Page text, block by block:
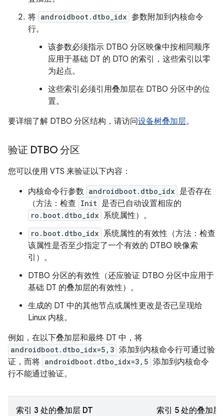
将 androidboot.dtbo_idx 参数附加到内核命令
行。
该参数必须指示 DTBO 分区映像中按相同顺序
应用于基础 DT 的 DTO 的索引，这些索引以零
为起点。
这些索引必须引用叠加层在 DTBO 分区中的位
置。
要详细了解 DTBO 分区结构，请访问设备树叠加层。
验证 DTBO 分区
您可以使用 VTS 来验证以下内容：
内核命令行参数 androidboot.dtbo_idx 是否存在
（方法：检查 Init 是否已自动设置相应的
ro.boot.dtbo_idx 系统属性）。
ro.boot.dtbo_idx 系统属性的有效性（方法：检查
该属性是否至少指定了一个有效的 DTBO 映像索
引）。
DTBO 分区的有效性（还应验证 DTBO 分区中应用于
基础 DT 的叠加层的有效性）。
生成的 DT 中的其他节点或属性更改是否已呈现给
Linux 内核。
例如，在以下叠加层和最终 DT 中，将
androidboot.dtbo_idx=5,3 添加到内核命令行可通过验
证，而将 androidboot.dtbo_idx=3,5 添加到内核命令
行不能通过验证。
索引 3 处的叠加层 DT 索引 5 处的叠加层